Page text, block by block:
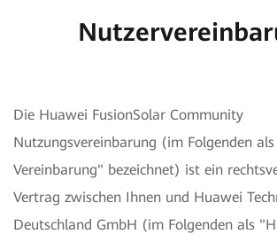
Die Huawei FusionSolar Community
Nutzungsvereinbarung (im Folgenden
Vereinbarung" bezeichnet) ist ein
Vertrag zwischen Ihnen und Huawei
Deutschland GmbH (im Folgenden als